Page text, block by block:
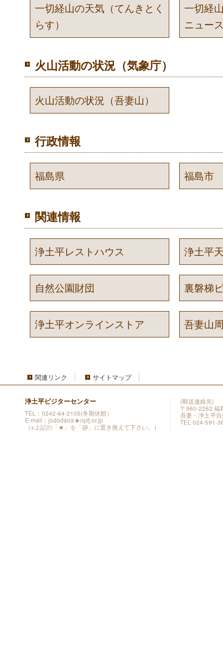
一切経山の天気（てんきとく
らす）
一切経
ニュー
火山活動の状況（気象庁）
火山活動の状況（吾妻山）
行政情報
福島県 福島市
関連情報
浄土平レストハウス 浄土平
自然公園財団 裏磐梯
浄土平オンラインストア 吾妻山
関連リンク サイトマップ
浄土平ビジターセンター
TEL：0242-64-2105(冬期休館）
E-mail：jododaira★npfj.or.jp
（※上記の「★」を「@」に置き換えて下さい。）
(郵送連絡先)
〒960-2262 福
吾妻・浄土平
TEL 024-591-